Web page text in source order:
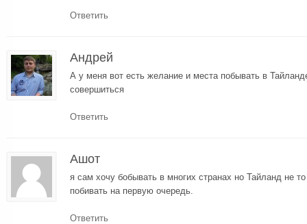
Ответить
Андрей
А у меня вот есть желание и места побывать в
совершиться
Ответить
Ашот
я сам хочу бобывать в многих странах но Тайланд не
побивать на первую очередь.
Ответить